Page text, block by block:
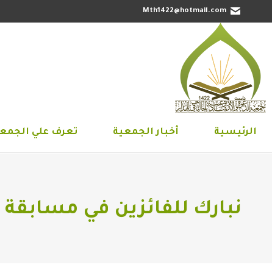
Mth1422@hotmail.com
الرئيسية أخبار الجمعية تعرف علي
نبارك للفائزين في
الرئيسية أخبار الجمعية تعرف علي